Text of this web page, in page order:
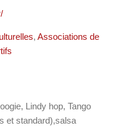
, Associations de
Lindy hop, Tango
et standard),salsa